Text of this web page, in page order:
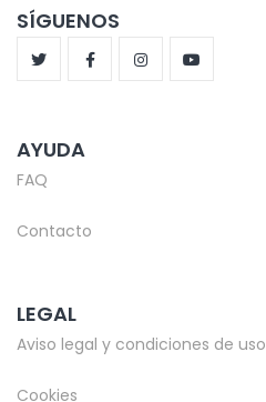
SÍGUENOS
AYUDA
FAQ
Contacto
LEGAL
Aviso legal y condiciones de uso
Cookies